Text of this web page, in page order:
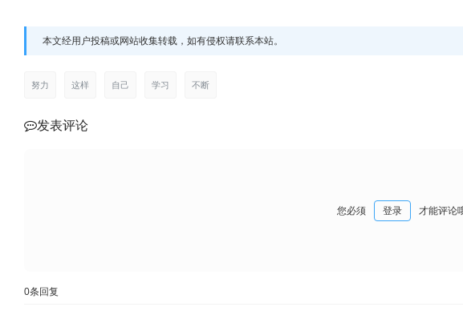
本文经用户投稿或网站收集转载，如有侵权请联系本站。
努力 这样 自己 学习 不断
发表评论
您必须 登录 才能评论
0条回复